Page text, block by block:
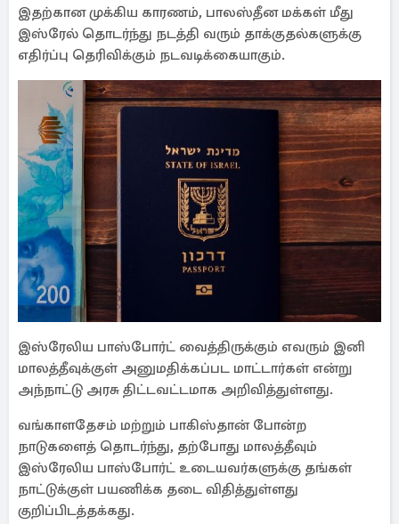
இதற்கான முக்கிய காரணம், பாலஸ்தீன மக்கள் மீது
இஸ்ரேல் தொடர்ந்து நடத்தி வரும் தாக்குதல்களுக்கு
எதிர்ப்பு தெரிவிக்கும் நடவடிக்கையாகும்.
இஸ்ரேலிய பாஸ்போர்ட் வைத்திருக்கும் எவரும் இனி
மாலத்தீவுக்குள் அனுமதிக்கப்பட மாட்டார்கள் என்று
அந்நாட்டு அரசு திட்டவட்டமாக அறிவித்துள்ளது.
வங்காளதேசம் மற்றும் பாகிஸ்தான் போன்ற
நாடுகளைத் தொடர்ந்து, தற்போது மாலத்தீவும்
இஸ்ரேலிய பாஸ்போர்ட் உடையவர்களுக்கு தங்கள்
நாட்டுக்குள் பயணிக்க தடை விதித்துள்ளது
குறிப்பிடத்தக்கது.